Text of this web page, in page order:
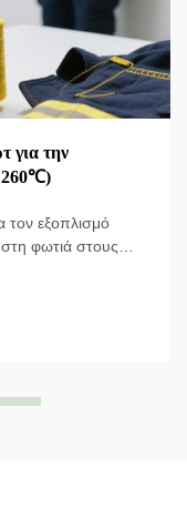
για την
260℃)
τον εξοπλισμό
φωτιά στους